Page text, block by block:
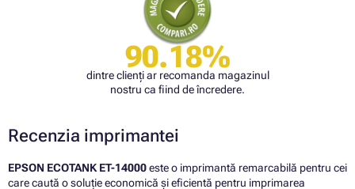
90.18%
dintre clienți ar recomanda magazinul
nostru ca fiind de încredere.
Recenzia imprimantei
EPSON ECOTANK ET-14000este o imprimantă remarcabilă pentru cei
care caută o soluție economică și eficientă pentru imprimarea